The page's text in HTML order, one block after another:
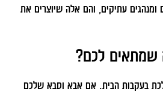
ומנהגים עתיקים, והם אלה שיוצרים את
שמתאים לכם?
בעקבות הבית. אם אבא וסבא שלכם